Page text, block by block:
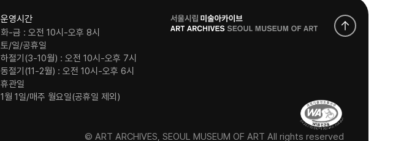
운영시간
화-금 : 오전 10시-오후 8시
토/일/공휴일
하절기(3-10월) : 오전 10시-오후 7시
동절기(11-2월) : 오전 10시-오후 6시
휴관일
1월 1일/매주 월요일(공휴일 제외)
로
고
© ART ARCHIVES, SEOUL MUSEUM OF ART All rights reserved